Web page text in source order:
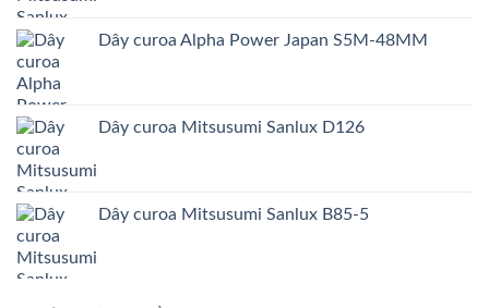
Dây curoa Alpha Power Japan S5M-48MM
Dây curoa Mitsusumi Sanlux D126
Dây curoa Mitsusumi Sanlux B85-5